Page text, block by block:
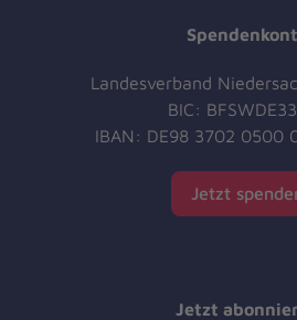
Landesverband
BIC:
IBAN: DE98 3702 0500
Jetzt
Jetzt